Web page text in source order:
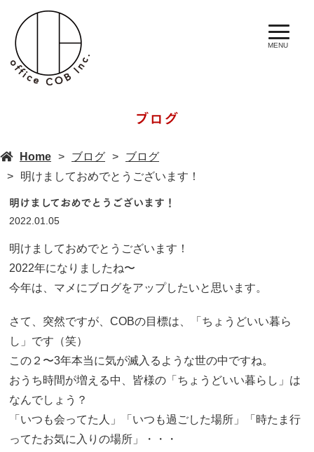
MENU
ブログ
Home ブログ
ブログ
明けましておめでとうございます！
明けましておめでとうございます！
2022.01.05
明けましておめでとうございます！
2022年になりましたね〜
今年は、マメにブログをアップしたいと思います。
さて、突然ですが、COBの目標は、「ちょうどいい暮ら
し」です（笑）
この２〜3年本当に気が滅入るような世の中ですね。
おうち時間が増える中、皆様の「ちょうどいい暮らし」は
なんでしょう？
「いつも会ってた人」「いつも過ごした場所」「時たま行
ってたお気に入りの場所」・・・